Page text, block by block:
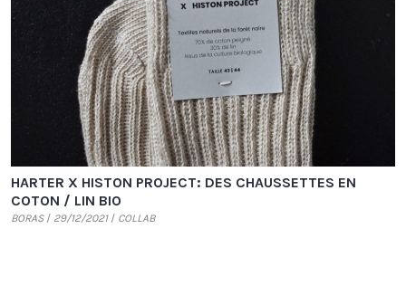
HARTER X HISTON PROJECT: DES CHAUSSETTES EN
COTON / LIN BIO
BORAS 29/12/2021 COLLAB